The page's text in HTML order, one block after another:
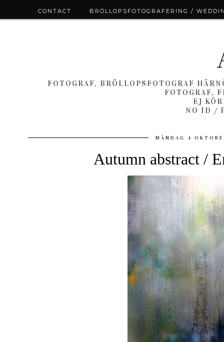
FOTOGRAF, BRÖLLOPSFOTOGRAF
FOTOGRAF,
EJ
NO ID /
MÅNDAG 4
Autumn abstract /
CONTACT BRÖLLOPSFOTOGRAFERING /